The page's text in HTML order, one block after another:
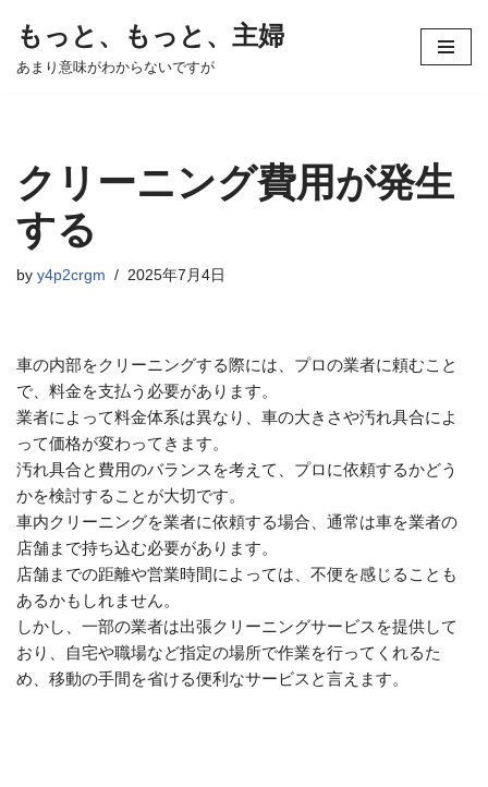
コ
へ
ス
キ
ッ
もっと、もっと、主婦
あまり意味がわからないですが
クリーニング費用が発生
する
by y4p2crgm 2025年7月4日
車の内部をクリーニングする際には、プロの業者に頼むこと
で、料金を支払う必要があります。
業者によって料金体系は異なり、車の大きさや汚れ具合によ
って価格が変わってきます。
汚れ具合と費用のバランスを考えて、プロに依頼するかどう
かを検討することが大切です。
車内クリーニングを業者に依頼する場合、通常は車を業者の
店舗まで持ち込む必要があります。
店舗までの距離や営業時間によっては、不便を感じることも
あるかもしれません。
しかし、一部の業者は出張クリーニングサービスを提供して
おり、自宅や職場など指定の場所で作業を行ってくれるた
め、移動の手間を省ける便利なサービスと言えます。